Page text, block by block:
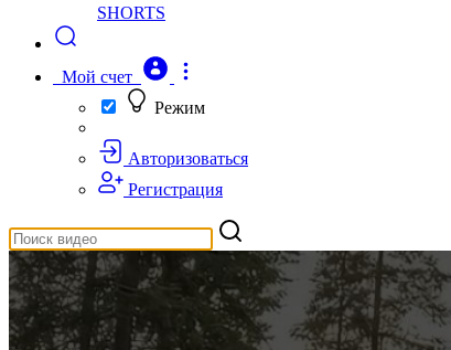
SHORTS
Мой счет
Режим
Авторизоваться
Регистрация